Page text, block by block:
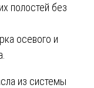
полостей без
осевого и
из системы